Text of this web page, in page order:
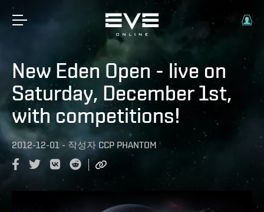
New Eden Open - live on
Saturday, December 1st,
with competitions!
2012-12-01 - 작성자 CCP PHANTOM